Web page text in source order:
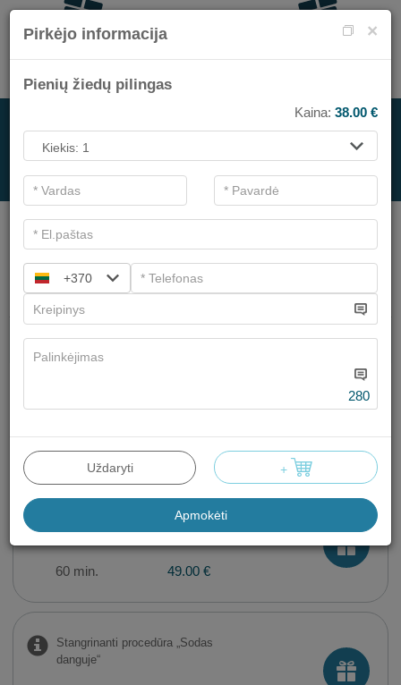
SPA PASLAUGOMS
Pagrindiniai filtrai
Drėkinamoji procedūra „Gaivi sodo
rasa“
60 min. 49.00 €
Stangrinanti procedūra „Sodas
danguje“
×
Pirkėjo informacija
Pienių žiedų pilingas
Kaina: 38.00 €
+370
280
Uždaryti +
Apmokėti